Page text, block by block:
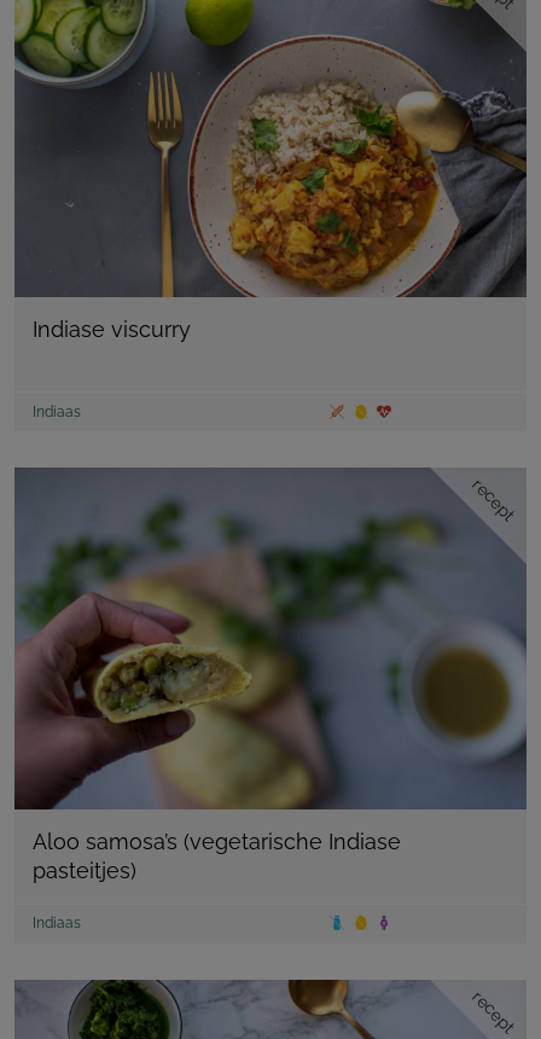
Indiase viscurry
Indiaas
recept
Aloo samosa’s (vegetarische Indiase
pasteitjes)
Indiaas
recept